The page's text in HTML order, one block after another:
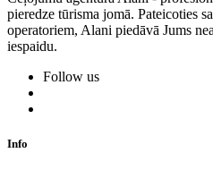
pieredze tūrisma jomā. Pateicoties
operatoriem, Alani piedāvā Jums
iespaidu.
Follow us
Info